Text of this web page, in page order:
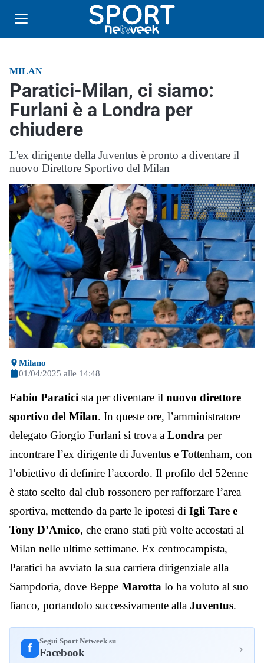
MILAN
Paratici-Milan, ci siamo:
Furlani è a Londra per
chiudere
L'ex dirigente della Juventus è pronto a diventare il
nuovo Direttore Sportivo del Milan
Milano
01/04/2025 alle 14:48
Fabio Paratici sta per diventare il nuovo direttore
sportivo del Milan. In queste ore, l’amministratore
delegato Giorgio Furlani si trova a Londra per
incontrare l’ex dirigente di Juventus e Tottenham, con
l’obiettivo di definire l’accordo. Il profilo del 52enne
è stato scelto dal club rossonero per rafforzare l’area
sportiva, mettendo da parte le ipotesi di Igli Tare e
Tony D’Amico, che erano stati più volte accostati al
Milan nelle ultime settimane. Ex centrocampista,
Paratici ha avviato la sua carriera dirigenziale alla
Sampdoria, dove Beppe Marotta lo ha voluto al suo
fianco, portandolo successivamente alla Juventus.
f Segui Sport Netweek su
Facebook ›